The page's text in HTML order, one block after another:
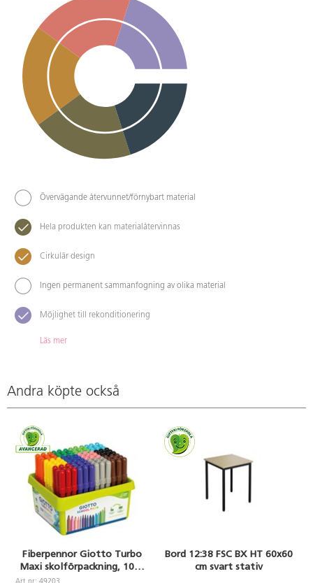
Övervägande återvunnet/förnybart material
Hela produkten kan materialåtervinnas
Cirkulär design
Ingen permanent sammanfogning av olika material
Möjlighet till rekonditionering
Läs mer
Andra köpte också
Fiberpennor Giotto Turbo
Maxi skolförpackning, 108-
Bord 12:38 FSC BX HT 60x60
cm svart stativ